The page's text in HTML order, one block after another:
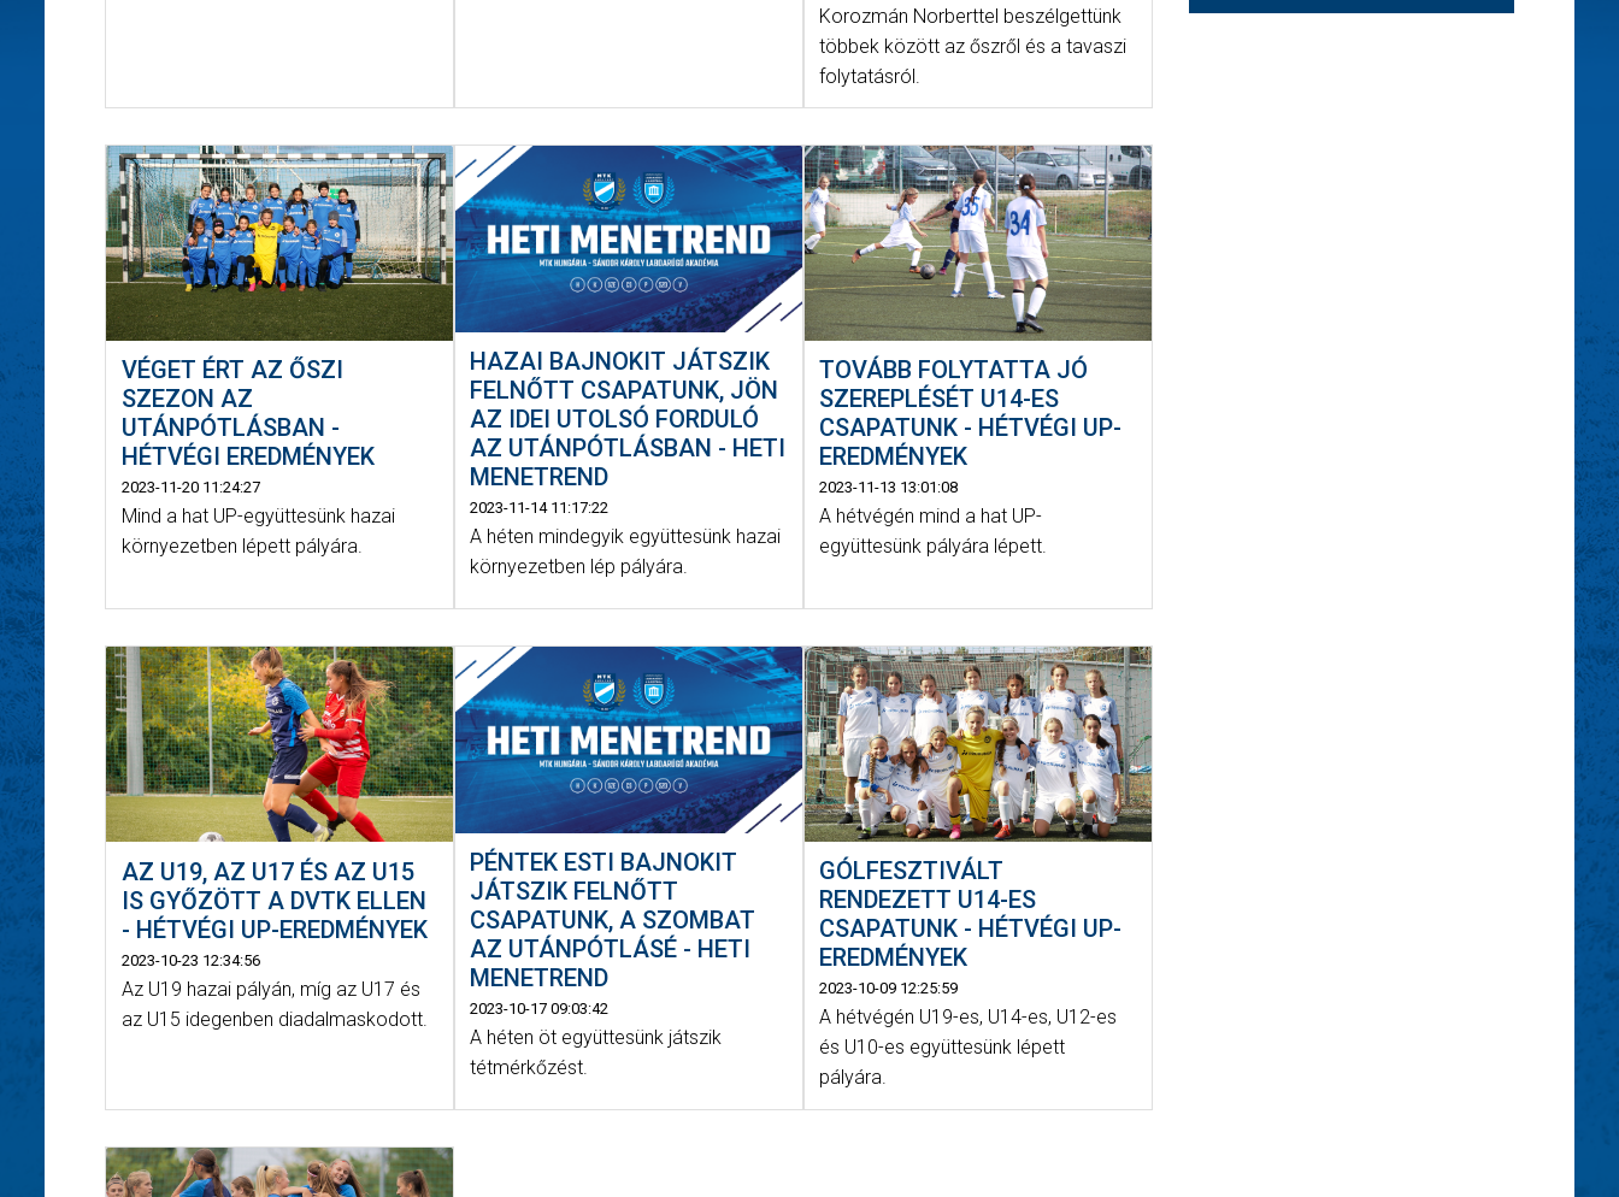
Korozmán Norberttel beszélgettünk
többek között az őszről és a tavaszi
folytatásról.
VÉGET ÉRT AZ ŐSZI
SZEZON AZ
UTÁNPÓTLÁSBAN -
HÉTVÉGI EREDMÉNYEK
2023-11-20 11:24:27
Mind a hat UP-együttesünk hazai
környezetben lépett pályára.
HAZAI BAJNOKIT JÁTSZIK
FELNŐTT CSAPATUNK, JÖN
AZ IDEI UTOLSÓ FORDULÓ
AZ UTÁNPÓTLÁSBAN - HETI
MENETREND
2023-11-14 11:17:22
A héten mindegyik együttesünk hazai
környezetben lép pályára.
TOVÁBB FOLYTATTA JÓ
SZEREPLÉSÉT U14-ES
CSAPATUNK - HÉTVÉGI UP-
EREDMÉNYEK
2023-11-13 13:01:08
A hétvégén mind a hat UP-
együttesünk pályára lépett.
AZ U19, AZ U17 ÉS AZ U15
IS GYŐZÖTT A DVTK ELLEN
- HÉTVÉGI UP-EREDMÉNYEK
2023-10-23 12:34:56
Az U19 hazai pályán, míg az U17 és
az U15 idegenben diadalmaskodott.
PÉNTEK ESTI BAJNOKIT
JÁTSZIK FELNŐTT
CSAPATUNK, A SZOMBAT
AZ UTÁNPÓTLÁSÉ - HETI
MENETREND
2023-10-17 09:03:42
A héten öt együttesünk játszik
tétmérkőzést.
GÓLFESZTIVÁLT
RENDEZETT U14-ES
CSAPATUNK - HÉTVÉGI UP-
EREDMÉNYEK
2023-10-09 12:25:59
A hétvégén U19-es, U14-es, U12-es
és U10-es együttesünk lépett
pályára.